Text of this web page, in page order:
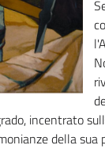
incentrato
della sua